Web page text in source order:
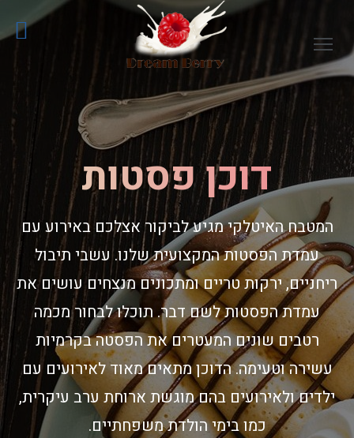
פתח תפריט ראשי לתצוגה
דוכן פסטות
המטבח האיטלקי מגיע לביקור אצלכם באירוע עם
עמדת הפסטות המקצועית שלנו. עשבי תיבול
ריחניים, ירקות טריים ומתכונים מנצחים עושים את
עמדת הפסטות לשם דבר. תוכלו לבחור מכמה
רטבים שונים המעטרים את הפסטה בקרמיות
עשירה וטעימה. הדוכן מתאים מאוד לאירועים עם
ילדים ולאירועים בהם מוגשת ארוחת ערב עיקרית,
כמו בימי הולדת משפחתיים.